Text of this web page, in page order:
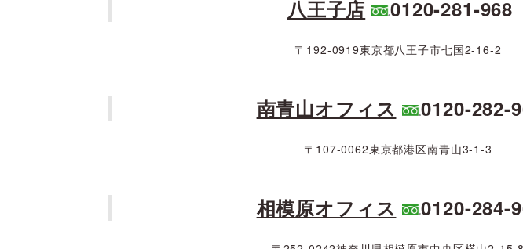
八王子店 0120-281-968
〒192-0919東京都八王子市七国2-16-2
南青山オフィス 0120-282-
〒107-0062東京都港区南青山3-1-3
相模原オフィス 0120-284-